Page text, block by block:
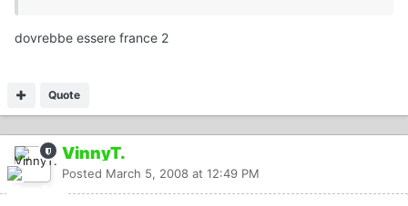
dovrebbe essere france 2
Quote
VinnyT.
Posted March 5, 2008 at 12:49 PM